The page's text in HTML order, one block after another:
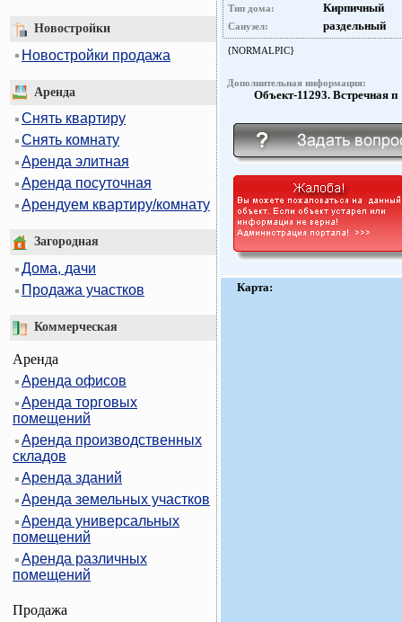
Новостройки
Новостройки продажа
Аренда
Снять квартиру
Снять комнату
Аренда элитная
Аренда посуточная
Арендуем квартиру/комнату
Загородная
Дома, дачи
Продажа участков
Коммерческая
Аренда
Аренда офисов
Аренда торговых
помещений
Аренда производственных
складов
Аренда зданий
Аренда земельных участков
Аренда универсальных
помещений
Аренда различных
помещений
Продажа
Тип дома: Кирпичный
Санузел: раздельный
{NORMALPIC}
Дополнительная информация:
Объект-11293. Встречная п
Карта: